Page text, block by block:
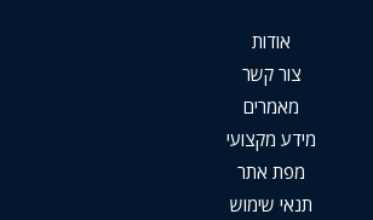
אודות
צור קשר
מאמרים
מידע מקצועי
מפת אתר
תנאי שימוש